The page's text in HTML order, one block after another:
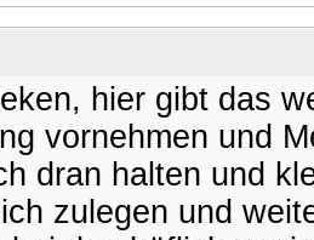
hier gibt das
vornehmen und
dran halten und
zulegen und